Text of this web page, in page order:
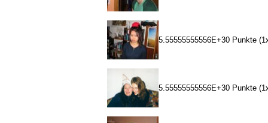
5.55555555556E+30 Punkte
5.55555555556E+30 Punkte